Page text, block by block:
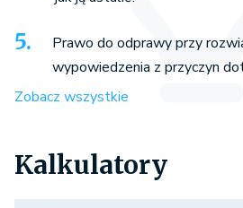
Prawo do odprawy przy
wypowiedzenia z przyczyn
Zobacz wszystkie
Kalkulatory